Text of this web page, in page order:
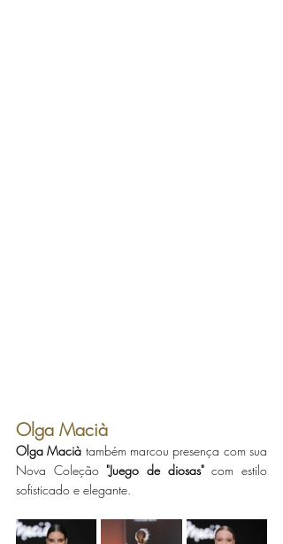
Olga Macià
Olga Macià também marcou presença com sua
Nova Coleção "Juego de diosas" com estilo
sofisticado e elegante.